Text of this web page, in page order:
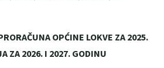
OPĆINE LOKVE ZA 2025.
ZA 2026. I 2027. GODINU